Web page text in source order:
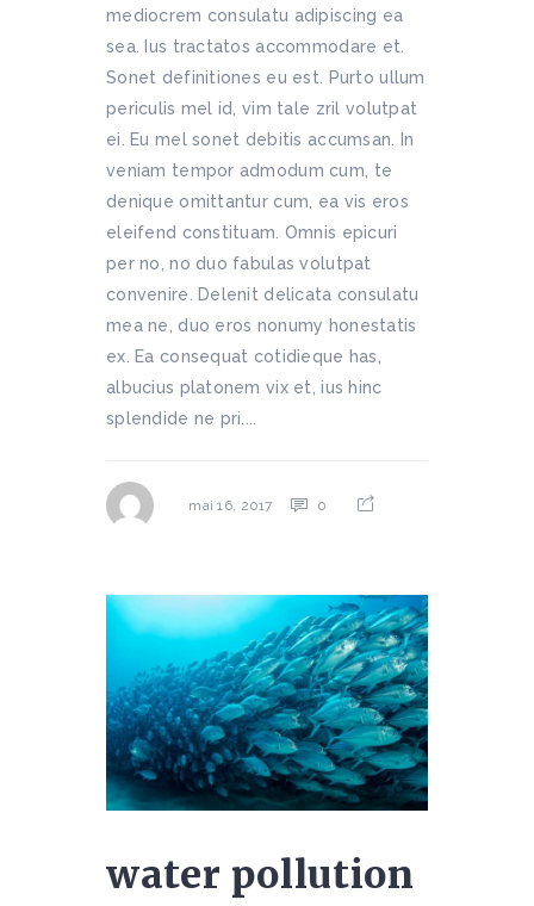
mediocrem consulatu adipiscing ea
sea. Ius tractatos accommodare et.
Sonet definitiones eu est. Purto ullum
periculis mel id, vim tale zril volutpat
ei. Eu mel sonet debitis accumsan. In
veniam tempor admodum cum, te
denique omittantur cum, ea vis eros
eleifend constituam. Omnis epicuri
per no, no duo fabulas volutpat
convenire. Delenit delicata consulatu
mea ne, duo eros nonumy honestatis
ex. Ea consequat cotidieque has,
albucius platonem vix et, ius hinc
splendide ne pri....
mai 16, 2017 0
water pollution